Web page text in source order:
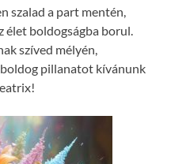
szalad a part mentén,
élet boldogságba borul.
szíved mélyén,
pillanatot kívánunk